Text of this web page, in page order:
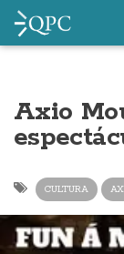
Axio
CULTURA